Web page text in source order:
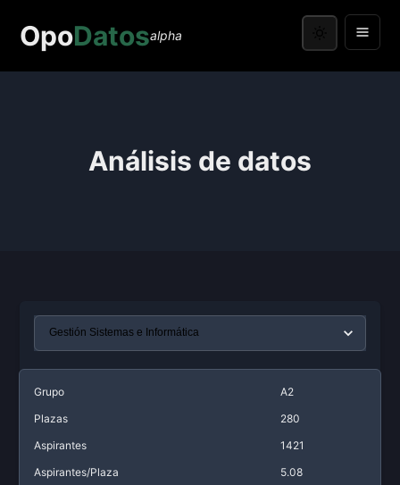
OpoDatosalpha
Análisis de datos
Grupo
A2
Plazas
280
Aspirantes
1421
Aspirantes/Plaza
5.08